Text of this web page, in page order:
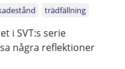
trädfällning
i SVT:s serie
några reflektioner